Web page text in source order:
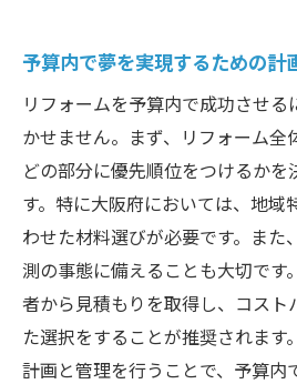
予算内で夢を実現するための計
リフォームを予算内で成功させ
かせません。まず、リフォーム全
どの部分に優先順位をつけるかを
す。特に大阪府においては、地域
わせた材料選びが必要です。また
測の事態に備えることも大切です
者から見積もりを取得し、コスト
た選択をすることが推奨されます
計画と管理を行うことで、予算内